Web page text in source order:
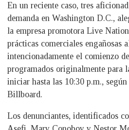
En un reciente caso, tres
demanda en Washington D.C.,
la empresa promotora Live
prácticas comerciales engañosas
intencionadamente el comienzo
programados originalmente para
iniciar hasta las 10:30 p.m.,
Billboard.
Los denunciantes, identificados